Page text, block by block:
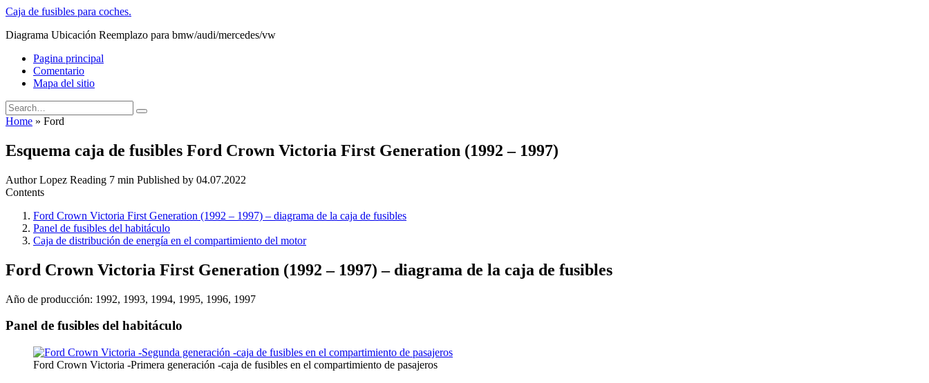
Skip
content
Caja de fusibles para coches.
Diagrama Ubicación Reemplazo para bmw/audi/mercedes/vw
Pagina principal
Comentario
Mapa del sitio
Search
for:
Home » Ford
Esquema caja de fusibles Ford Crown Victoria First Generation (1992 – 1997)
AuthorLopez Reading 7 min Published by 04.07.2022
Contents
Ford Crown Victoria First Generation (1992 – 1997) – diagrama de la caja de fusibles
Panel de fusibles del habitáculo
Caja de distribución de energía en el compartimiento del motor
Ford Crown Victoria First Generation (1992 – 1997) – diagrama de la caja de fusibles
Año de producción: 1992, 1993, 1994, 1995, 1996, 1997
Panel de fusibles del habitáculo
Ford Crown Victoria -Primera generación -caja de fusibles en el compartimiento de pasajeros